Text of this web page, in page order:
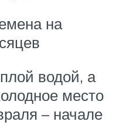
на
водой, а
место
– начале